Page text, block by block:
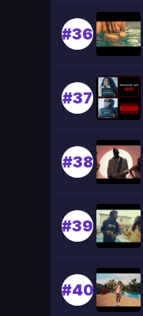
#36
#37
#38
#39
#40